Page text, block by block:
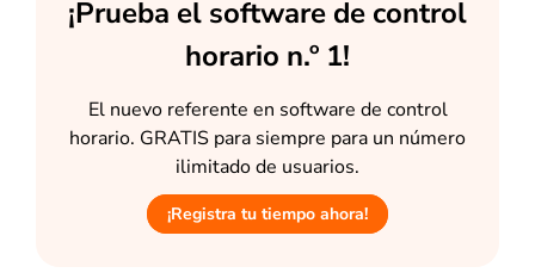
¡Prueba el software de control
horario n.º 1!
El nuevo referente en software de control
horario. GRATIS para siempre para un número
ilimitado de usuarios.
¡Registra tu tiempo ahora!